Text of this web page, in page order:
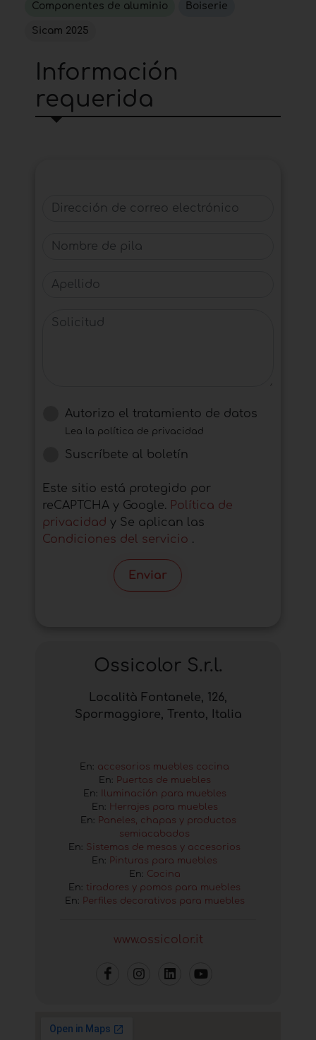
Componentes de aluminio Boiserie
Sicam 2025
Información
requerida
Dirección de correo electrónico
Nombre de pila
Apellido
Solicitud
Autorizo ​​el tratamiento de datos
Lea la política de privacidad
Suscríbete al boletín
Este sitio está protegido por
reCAPTCHA y Google. Política de
privacidad y Se aplican las
Condiciones del servicio .
Enviar
Ossicolor S.r.l.
Località Fontanele, 126,
Spormaggiore, Trento, Italia
En: accesorios muebles cocina
En: Puertas de muebles
En:
Iluminación para muebles
En: Herrajes para muebles
En: Paneles, chapas y productos
semiacabados
En: Sistemas de mesas y accesorios
En: Pinturas para muebles
En: Cocina
En: tiradores y pomos para muebles
En: Perfiles decorativos para muebles
www.ossicolor.it